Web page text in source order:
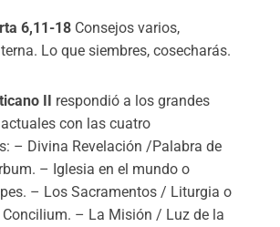
6,11-18Consejos varios,
Lo que siembres, cosecharás.
II respondió a los grandes
con las cuatro
– Divina Revelación /Palabra de
– Iglesia en el mundo o
– Los Sacramentos / Liturgia o
– La Misión / Luz de la